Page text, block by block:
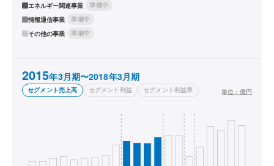
エネルギー関連事業
準備中
情報通信事業
準備中
その他の事業
準備中
2015年3月期〜2018年3月期
セグメント売上高 セグメント利益 セグメント利益率 単位： 億円